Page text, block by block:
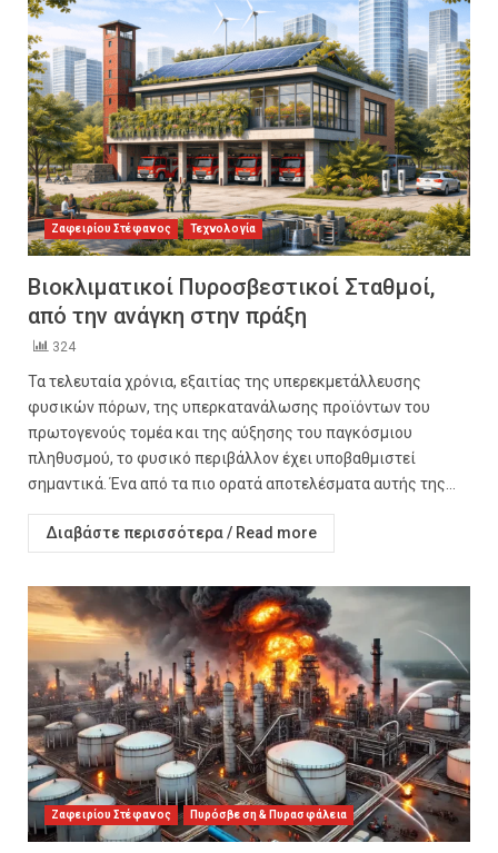
Ζαφειρίου Στέφανος Τεχνολογία
Βιοκλιματικοί Πυροσβεστικοί Σταθμοί,
από την ανάγκη στην πράξη
324
Τα τελευταία χρόνια, εξαιτίας της υπερεκμετάλλευσης
φυσικών πόρων, της υπερκατανάλωσης προϊόντων του
πρωτογενούς τομέα και της αύξησης του παγκόσμιου
πληθυσμού, το φυσικό περιβάλλον έχει υποβαθμιστεί
σημαντικά. Ένα από τα πιο ορατά αποτελέσματα αυτής της...
Διαβάστε περισσότερα / Read more
Ζαφειρίου Στέφανος Πυρόσβεση & Πυρασφάλεια